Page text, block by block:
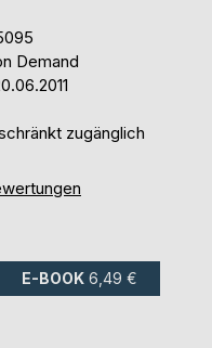
Demand
zugänglich
E-BOOK 6,49 €